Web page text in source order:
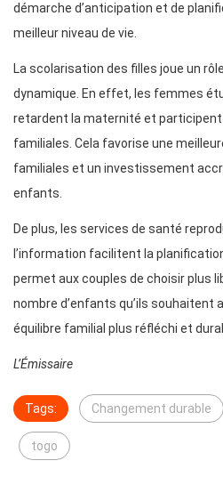
démarche d’anticipation et de
meilleur niveau de vie.
La scolarisation des filles joue un
dynamique. En effet, les femmes
retardent la maternité et
familiales. Cela favorise une
familiales et un investissement
enfants.
De plus, les services de santé
l’information facilitent la
permet aux couples de choisir plus
nombre d’enfants qu’ils souhaitent
équilibre familial plus réfléchi et
L’Émissaire
Tags: Changement durable
togo